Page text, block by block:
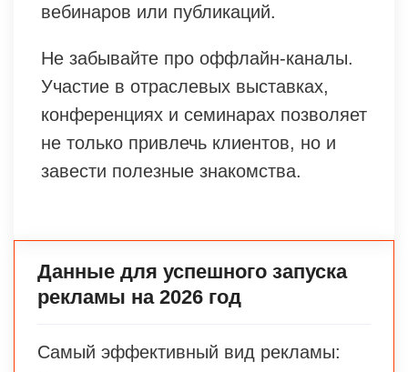
вебинаров или публикаций.
Не забывайте про оффлайн-каналы.
Участие в отраслевых выставках,
конференциях и семинарах позволяет
не только привлечь клиентов, но и
завести полезные знакомства.
Данные для успешного запуска
рекламы на 2026 год
Самый эффективный вид рекламы: